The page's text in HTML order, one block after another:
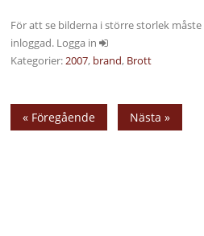
För att se bilderna i större storlek
inloggad. Logga in
Kategorier:2007, brand, Brott
« Föregående Nästa »